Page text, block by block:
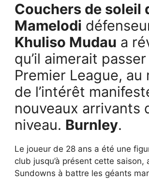
Couchers de soleil
Mamelodi
Khuliso Mudau a
qu’il aimerait
Premier League, au
de l’intérêt
nouveaux arrivants
niveau. Burnley.
Le joueur de 28 ans a été une
club jusqu’à présent cette saison,
Sundowns à battre les géants